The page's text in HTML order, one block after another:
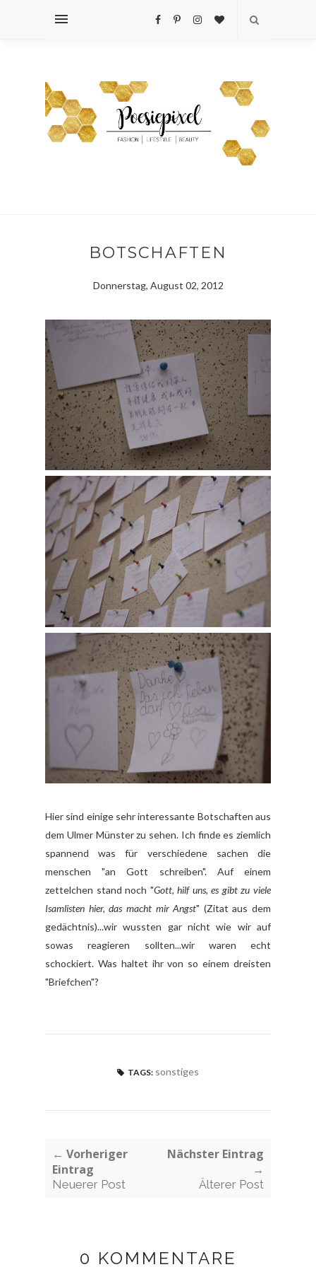
BOTSCHAFTEN
Donnerstag, August 02, 2012
Hier sind einige sehr interessante Botschaften aus
dem Ulmer Münster zu sehen. Ich finde es ziemlich
spannend was für verschiedene sachen die
menschen "an Gott schreiben". Auf einem
zettelchen stand noch "Gott, hilf uns, es gibt zu viele
Isamlisten hier, das macht mir Angst" (Zitat aus dem
gedächtnis)...wir wussten gar nicht wie wir auf
sowas reagieren sollten...wir waren echt
schockiert. Was haltet ihr von so einem dreisten
"Briefchen"?
TAGS: sonstiges
← Vorheriger
Eintrag
Neuerer Post
Nächster Eintrag
→
Älterer Post
0 KOMMENTARE